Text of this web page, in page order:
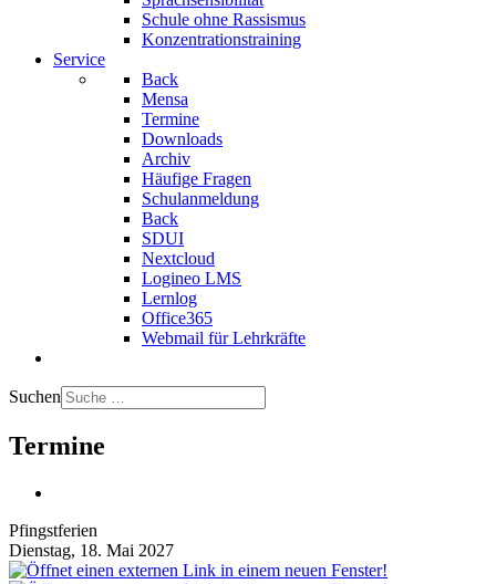
Schule ohne Rassismus
Konzentrationstraining
Service
Back
Mensa
Termine
Downloads
Archiv
Häufige Fragen
Schulanmeldung
Back
SDUI
Nextcloud
Logineo LMS
Lernlog
Office365
Webmail für Lehrkräfte
Suchen
Termine
Pfingstferien
Dienstag, 18. Mai 2027